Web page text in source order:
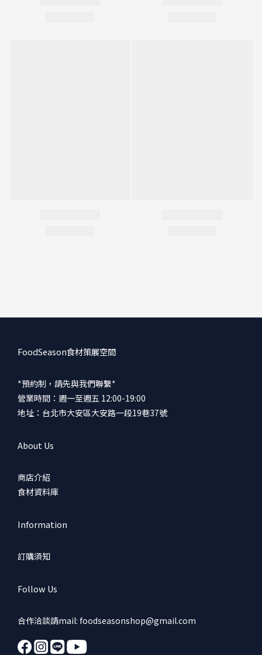
FoodSeason食材策展空間
*預約制，請先與我們聯繫*
營業時間：週一至週五 12:00-19:00
地址：台北市大安區大安路一段19巷37號
About Us
商店介紹
食材資料庫
Information
訂購須知
Follow Us
合作洽談請mail: foodseasonshop@gmail.com